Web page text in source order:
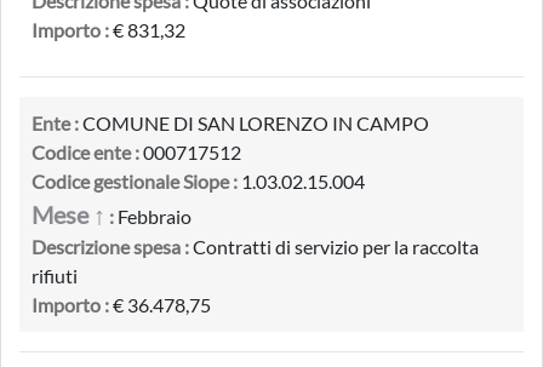
Importo :€ 831,32
Ente :COMUNE DI SAN LORENZO IN CAMPO
Codice ente :000717512
Codice gestionale Siope : 1.03.02.15.004
Mese ↑ : Febbraio
Descrizione spesa :Contratti di servizio per la raccolta
rifiuti
Importo :€ 36.478,75